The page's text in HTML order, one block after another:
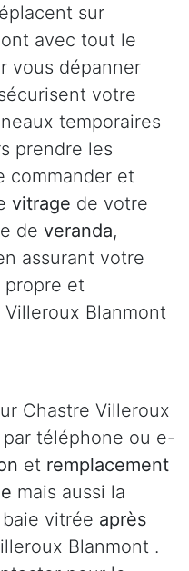
sur
avec tout le
vous dépanner
votre
temporaires
prendre les
commander et
vitrage de votre
de veranda,
assurant votre
propre et
Blanmont
Chastre Villeroux
téléphone ou e-
et remplacement
mais aussi la
vitrée après
Blanmont .